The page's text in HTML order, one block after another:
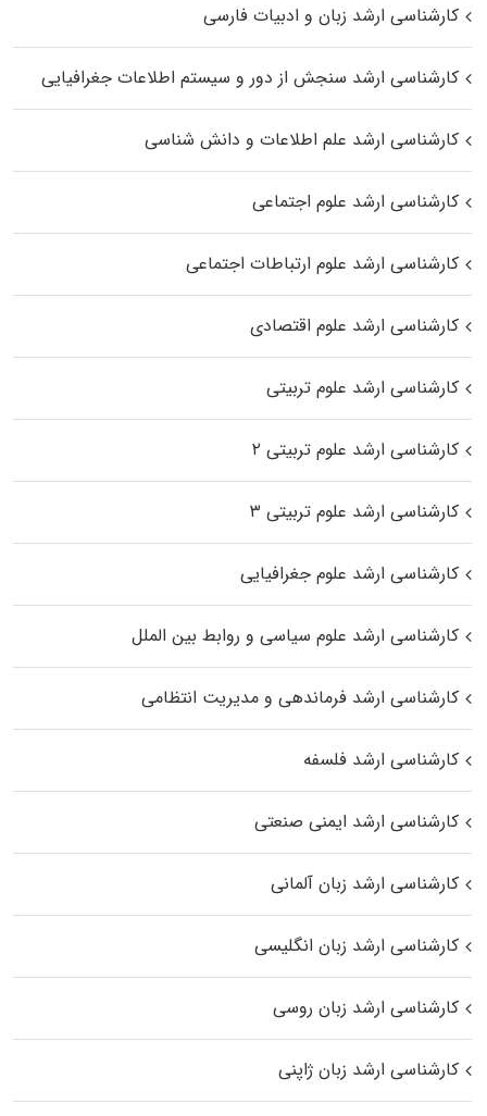
کارشناسی ارشد زبان و ادبیات فارسی
کارشناسی ارشد سنجش از دور و سیستم اطلاعات جغرافیایی
کارشناسی ارشد علم اطلاعات و دانش شناسی
کارشناسی ارشد علوم اجتماعی
کارشناسی ارشد علوم ارتباطات اجتماعی
کارشناسی ارشد علوم اقتصادی
کارشناسی ارشد علوم تربیتی
کارشناسی ارشد علوم تربیتی ۲
کارشناسی ارشد علوم تربیتی ۳
کارشناسی ارشد علوم جغرافیایی
کارشناسی ارشد علوم سیاسی و روابط بین الملل
کارشناسی ارشد فرماندهی و مدیریت انتظامی
کارشناسی ارشد فلسفه
کارشناسی ارشد ایمنی صنعتی
کارشناسی ارشد زبان آلمانی
کارشناسی ارشد زبان انگلیسی
کارشناسی ارشد زبان روسی
کارشناسی ارشد زبان ژاپنی